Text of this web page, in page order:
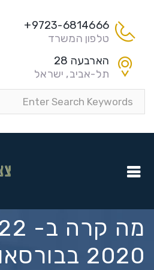
9723-6814666+
טלפון המשרד
הארבעה 28
תל-אביב, ישראל
2020 בבורסאות?